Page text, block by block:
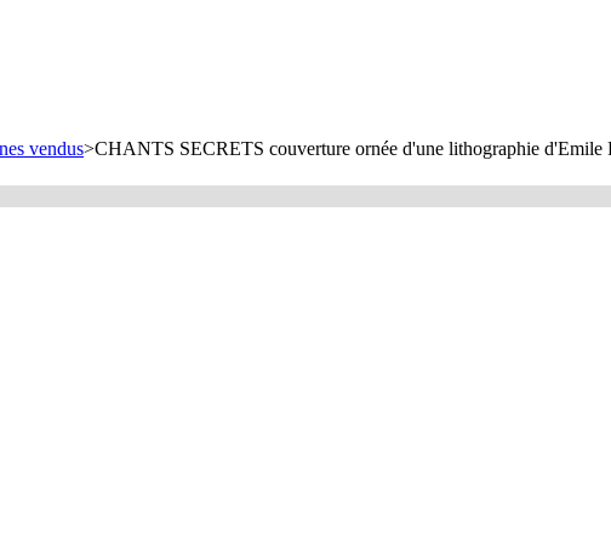
vendus>CHANTS SECRETS couverture ornée d'une lithographie d'Emile